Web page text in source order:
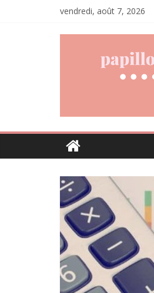
vendredi, août 7, 2026